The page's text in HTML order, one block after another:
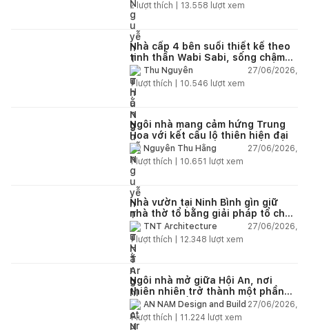
2lượt thích | 13.558 lượt xem
Nhà cấp 4 bên suối thiết kế theo
tinh thần Wabi Sabi, sống chậm
giữa thiên nhiên
Thu Nguyễn
27/06/2026,
1lượt thích | 10.546 lượt xem
Ngôi nhà mang cảm hứng Trung
Hoa với kết cấu lộ thiên hiện đại
Nguyễn Thu Hằng
27/06/2026,
1lượt thích | 10.651 lượt xem
Nhà vườn tại Ninh Bình gìn giữ
nhà thờ tổ bằng giải pháp tổ chức
lại không gian
TNT Architecture
27/06/2026,
1lượt thích | 12.348 lượt xem
Ngôi nhà mở giữa Hội An, nơi
thiên nhiên trở thành một phần
của cuộc sống
AN NAM Design and Build 27/06/2026,
1lượt thích | 11.224 lượt xem